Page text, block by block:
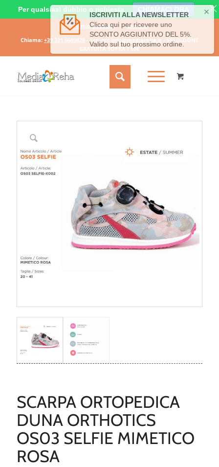
Il mio account
Carrello
Chiama: +39 331 6689828- Scrivici: info@mediareha.it - SPEDIZIONE
GRATUITA SOPRA I 50€
SCARPA ORTOPEDICA
DUNA ORTHOTICS
OS03 SELFIE MIMETICO
ROSA
Per qualsiasi dubbio o richiesta CHIAMACI ORA